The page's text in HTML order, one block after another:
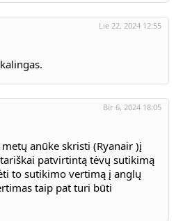
Lie 22, 2024 12:55
Bir 6, 2024 18:05
anūke skristi (Ryanair )į
patvirtintą tėvų sutikimą
to sutikimo vertimą į anglų
taip pat turi būti